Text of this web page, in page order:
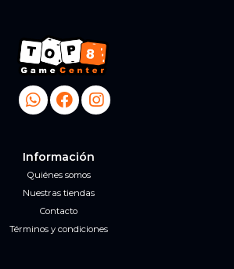
Información
Quiénes somos
Nuestras tiendas
Contacto
Términos y condiciones